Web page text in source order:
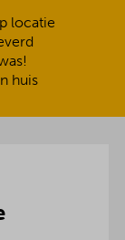
locatie
huis